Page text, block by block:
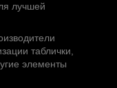
лучшей
таблички,
элементы